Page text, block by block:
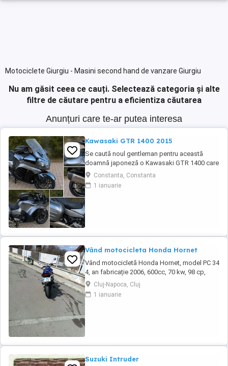
Motociclete Giurgiu - Masini second hand de vanzare Giurgiu
Nu am găsit ceea ce cauți. Selectează categoria și alte
filtre de căutare pentru a eficientiza căutarea
Anunțuri care te-ar putea interesa
Kawasaki GTR 1400 2015
Se caută noul gentleman pentru această
doamnă japoneză o Kawasaki GTR 1400 care
încă întoarce priviri și iubește kilometrii. A fost
răsfățată, întreținută la timp și tratată cu
respect. O dau doar cuiva care va avea grijă
Constanta, Constanta
1 ianuarie
Vând motocicleta Honda Hornet
Vând motocicletă Honda Hornet, model PC 34
4, an fabricație 2006, 600cc, 70 kw, 98 cp,
inspecție tehnică valabilă până în august 2027
. Preț 1900 euro
Cluj-Napoca, Cluj
1 ianuarie
Suzuki Intruder